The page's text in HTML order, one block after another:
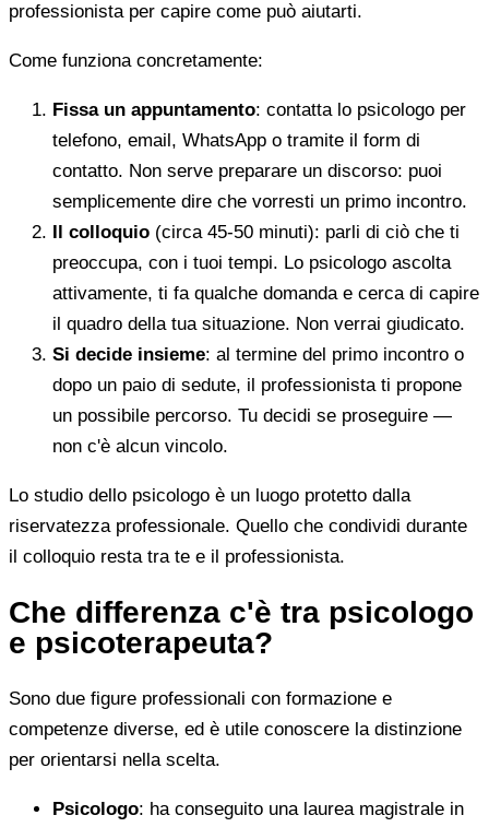
professionista per capire come può aiutarti.
Come funziona concretamente:
Fissa un appuntamento: contatta lo psicologo per
telefono, email, WhatsApp o tramite il form di
contatto. Non serve preparare un discorso: puoi
semplicemente dire che vorresti un primo incontro.
Il colloquio (circa 45-50 minuti): parli di ciò che ti
preoccupa, con i tuoi tempi. Lo psicologo ascolta
attivamente, ti fa qualche domanda e cerca di capire
il quadro della tua situazione. Non verrai giudicato.
Si decide insieme: al termine del primo incontro o
dopo un paio di sedute, il professionista ti propone
un possibile percorso. Tu decidi se proseguire —
non c'è alcun vincolo.
Lo studio dello psicologo è un luogo protetto dalla
riservatezza professionale. Quello che condividi durante
il colloquio resta tra te e il professionista.
Che differenza c'è tra psicologo
e psicoterapeuta?
Sono due figure professionali con formazione e
competenze diverse, ed è utile conoscere la distinzione
per orientarsi nella scelta.
Psicologo: ha conseguito una laurea magistrale in